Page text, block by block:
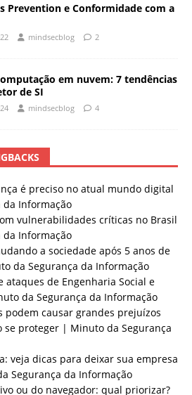
Prevention e Conformidade com a
mindsecblog 2
em nuvem: 7 tendências
de SI
mindsecblog 4
é preciso no atual mundo digital
Informação
vulnerabilidades críticas no Brasil
Informação
a sociedade após 5 anos de
da Segurança da Informação
ataques de Engenharia Social e
da Segurança da Informação
podem causar grandes prejuízos
se proteger | Minuto da Segurança
veja dicas para deixar sua empresa
Segurança da Informação
ou do navegador: qual priorizar?